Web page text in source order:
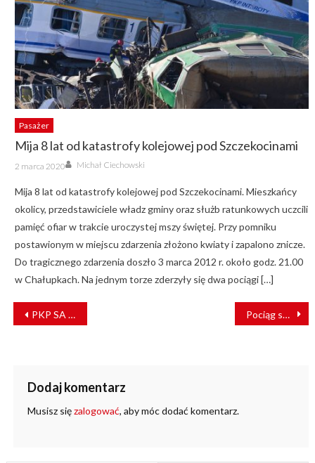
Pasażer
Mija 8 lat od katastrofy kolejowej pod Szczekocinami
Posted
on
2 marca 2020 Author
Michał Ciechowski
Mija 8 lat od katastrofy kolejowej pod Szczekocinami. Mieszkańcy
okolicy, przedstawiciele władz gminy oraz służb ratunkowych uczcili
pamięć ofiar w trakcie uroczystej mszy świętej. Przy pomniku
postawionym w miejscu zdarzenia złożono kwiaty i zapalono znicze.
Do tragicznego zdarzenia doszło 3 marca 2012 r. około godz. 21.00
w Chałupkach. Na jednym torze zderzyły się dwa pociągi […]
NAWIGACJA
WPISU
PKP SA przebudują dworzec kolejowy w Kołobrzegu Pociąg specjalny przywiózł rannych ukraińskich żołnierzy
Dodaj komentarz
Musisz sięzalogować, aby móc dodać komentarz.